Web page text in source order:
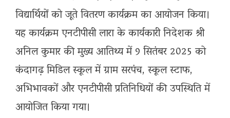
विद्यार्थियों को जूते वितरण कार्यक्रम का आयोजन किया।
यह कार्यक्रम एनटीपीसी लारा के कार्यकारी निदेशक श्री
अनिल कुमार की मुख्य आतिथ्य में 9 सितंबर 2025 को
कंदागढ़ मिडिल स्कूल में ग्राम सरपंच, स्कूल स्टाफ,
अभिभावकों और एनटीपीसी प्रतिनिधियों की उपस्थिति में
आयोजित किया गया।